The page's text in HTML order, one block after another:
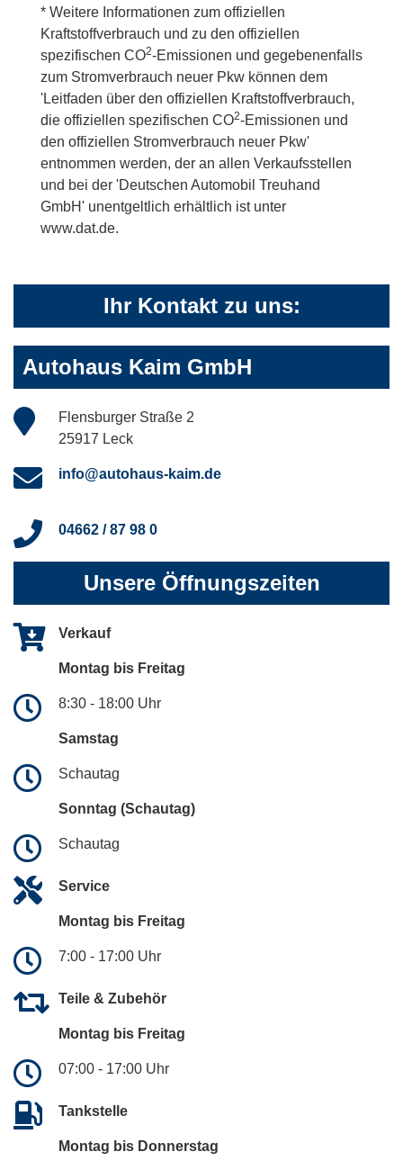
* Weitere Informationen zum offiziellen
Kraftstoffverbrauch und zu den offiziellen
spezifischen CO2-Emissionen und gegebenenfalls
zum Stromverbrauch neuer Pkw können dem
'Leitfaden über den offiziellen Kraftstoffverbrauch,
die offiziellen spezifischen CO2-Emissionen und
den offiziellen Stromverbrauch neuer Pkw'
entnommen werden, der an allen Verkaufsstellen
und bei der 'Deutschen Automobil Treuhand
GmbH' unentgeltlich erhältlich ist unter
www.dat.de.
Ihr Kontakt zu uns:
Autohaus Kaim GmbH
Flensburger Straße 2
25917 Leck
info@autohaus-kaim.de
04662 / 87 98 0
Unsere Öffnungszeiten
Verkauf
Montag bis Freitag
8:30 - 18:00 Uhr
Samstag
Schautag
Sonntag (Schautag)
Schautag
Service
Montag bis Freitag
7:00 - 17:00 Uhr
Teile & Zubehör
Montag bis Freitag
07:00 - 17:00 Uhr
Tankstelle
Montag bis Donnerstag